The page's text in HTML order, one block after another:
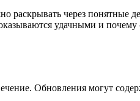
раскрывать через понятные
удачными и
Обновления могут